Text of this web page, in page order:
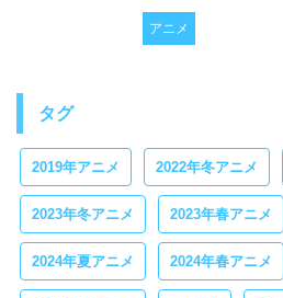
アニメ
タグ
2019年アニメ 2022年冬アニメ
2023年冬アニメ 2023年春アニメ
2024年夏アニメ 2024年春アニメ